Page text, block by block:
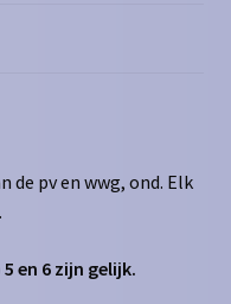
de pv en wwg, ond. Elk
en 6 zijn gelijk.